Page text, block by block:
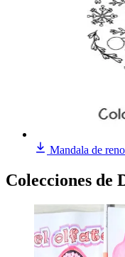
Mandala de
Colecciones de